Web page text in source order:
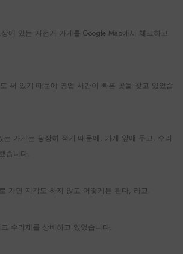
에 있는 자전거 가게를 Google Map에서 체크하고
써 있기 때문에 영업 시간이 빠른 곳을 찾고 있었습
가게는 굉장히 적기 때문에, 가게 앞에 두고, 수리
습니다.
가면 지각도 하지 않고 어떻게든 된다, 라고.
수리제를 상비하고 있었습니다.